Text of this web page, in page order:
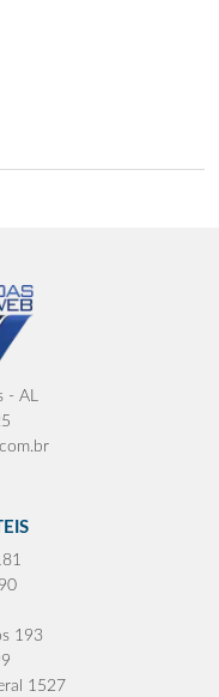
- AL
193
1527